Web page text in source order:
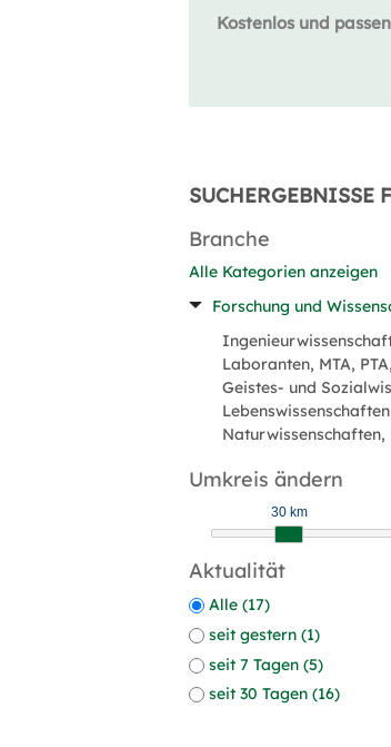
Kostenlos und
SUCHERGEBNISSE
Branche
Alle Kategorien anzeigen
Forschung und
Laboranten, MTA,
Umkreis ändern
30 km
Aktualität
Alle (17)
seit gestern (1)
seit 7 Tagen (5)
seit 30 Tagen (16)